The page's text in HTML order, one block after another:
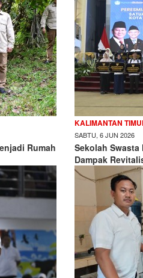
Rumah
KALIMANTAN
SABTU, 6 JUN 2026
Sekolah
Dampak